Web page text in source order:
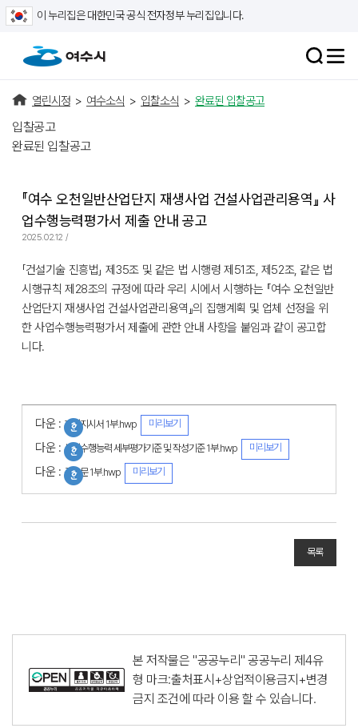
이 누리집은 대한민국 공식 전자정부 누리집입니다.
열린시정 > 여수소식 > 입찰소식 > 완료된 입찰공고
입찰공고
완료된 입찰공고
『여수 오천일반산업단지 재생사업 건설사업관리용역』 사
업수행능력평가서 제출 안내 공고
2025.02.12 /
「건설기술 진흥법」 제35조 및 같은 법 시행령 제51조, 제52조, 같은 법
시행규칙 제28조의 규정에 따라 우리 시에서 시행하는 『여수 오천일반
산업단지 재생사업 건설사업관리용역』의 집행계획 및 업체 선정을 위
한 사업수행능력평가서 제출에 관한 안내 사항을 붙임과 같이 공고합
니다.
다운 : 과업지시서 1부.hwp 미리보기
다운 : 사업수행능력 세부평가기준 및 작성기준 1부.hwp 미리보기
다운 : 공고문 1부.hwp 미리보기
목록
본 저작물은 "공공누리"공공누리 제4유
형 마크:출처표시+상업적이용금지+변경
금지 조건에 따라 이용 할 수 있습니다.